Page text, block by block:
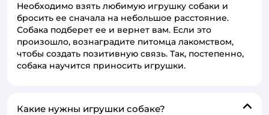
Необходимо взять любимую игрушку собаки и
бросить ее сначала на небольшое расстояние.
Собака подберет ее и вернет вам. Если это
произошло, вознаградите питомца лакомством,
чтобы создать позитивную связь. Так, постепенно,
собака научится приносить игрушки.
Какие нужны игрушки собаке?